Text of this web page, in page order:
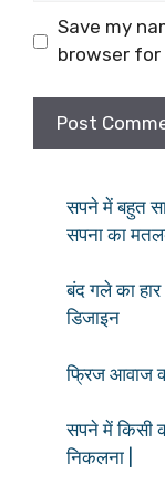
Save my
browser
सपने में बहुत
सपना का
बंद गले का
डिजाइन
फ्रिज आवाज
सपने में किसी
निकलना |